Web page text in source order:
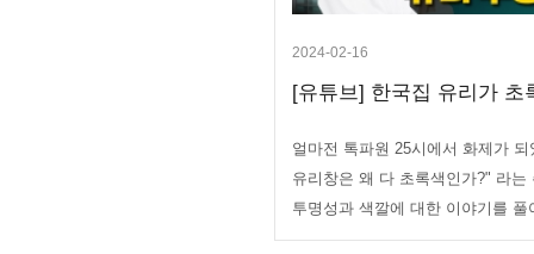
2024-02-16
[유튜브] 한국집 유리가 초
얼마전 톡파원 25시에서 화제가
유리창은 왜 다 초록색인가?" 라는
투명성과 색깔에 대한 이야기를 풀